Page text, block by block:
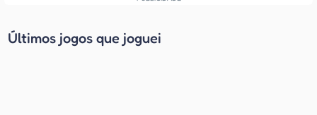
Últimos jogos que joguei